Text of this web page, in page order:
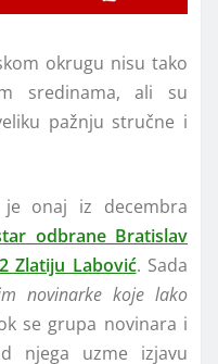
okrugu nisu tako
sredinama, ali su
pažnju stručne i
je onaj iz decembra
odbrane Bratislav
Zlatiju Labović. Sada
novinarke koje lako
se grupa novinara i
njega uzme izjavu